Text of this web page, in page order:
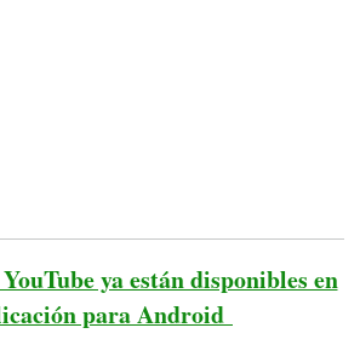
ya están disponibles en
para Android